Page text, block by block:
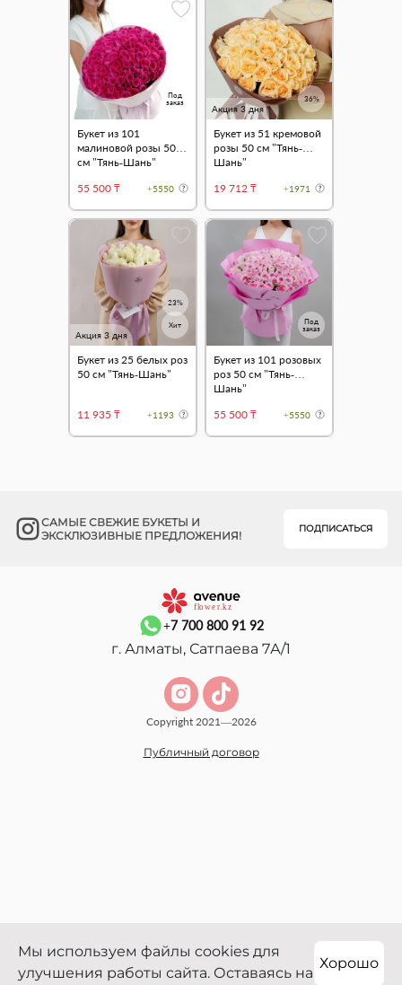
Под
заказ
Букет из 101
малиновой розы 50
см "Тянь-Шань"
55 500 ₸
+5550
Акция 3 дня
36%
Букет из 51 кремовой
розы 50 см "Тянь-
Шань"
19 712 ₸
+1971
Акция 3 дня
23%
Хит
Букет из 25 белых роз
50 см "Тянь-Шань"
11 935 ₸ +1193
Под
заказ
Букет из 101 розовых
роз 50 см "Тянь-
Шань"
55 500 ₸
+5550
САМЫЕ СВЕЖИЕ БУКЕТЫ И
ЭКСКЛЮЗИВНЫЕ ПРЕДЛОЖЕНИЯ!
ПОДПИСАТЬСЯ
+7 700 800 91 92
г. Алматы, Сатпаева 7А/1
Copyright 2021—2026
Публичный договор
Мы используем файлы cookies для
улучшения работы сайта. Оставаясь на
Хорошо